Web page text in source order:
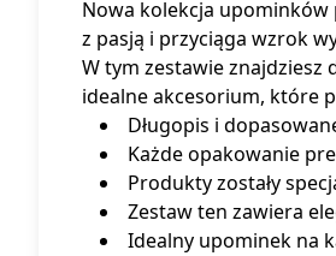
Nowa kolekcja upominków
z pasją i przyciąga wzrok
W tym zestawie znajdziesz
idealne akcesorium, które
Długopis i
Każde opakowanie
Produkty zostały
Zestaw ten zawiera
Idealny upominek na